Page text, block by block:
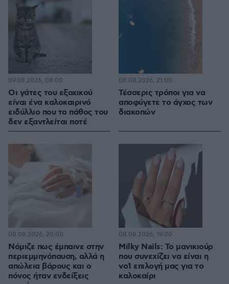
Οι γάτες του εξοχικού
είναι ένα καλοκαιρινό
ειδύλλιο που το πάθος του
δεν εξαντλείται ποτέ
09.08.2026, 08:00
Τέσσερις τρόποι για να
αποφύγετε το άγχος των
διακοπών
08.08.2026, 21:00
Νόμιζε πως έμπαινε στην
περιεμμηνόπαυση, αλλά η
απώλεια βάρους και ο
πόνος ήταν ενδείξεις
08.08.2026, 20:00
Milky Nails: Το μανικιούρ
που συνεχίζει να είναι η
νο1 επιλογή μας για το
καλοκαίρι
08.08.2026, 19:00